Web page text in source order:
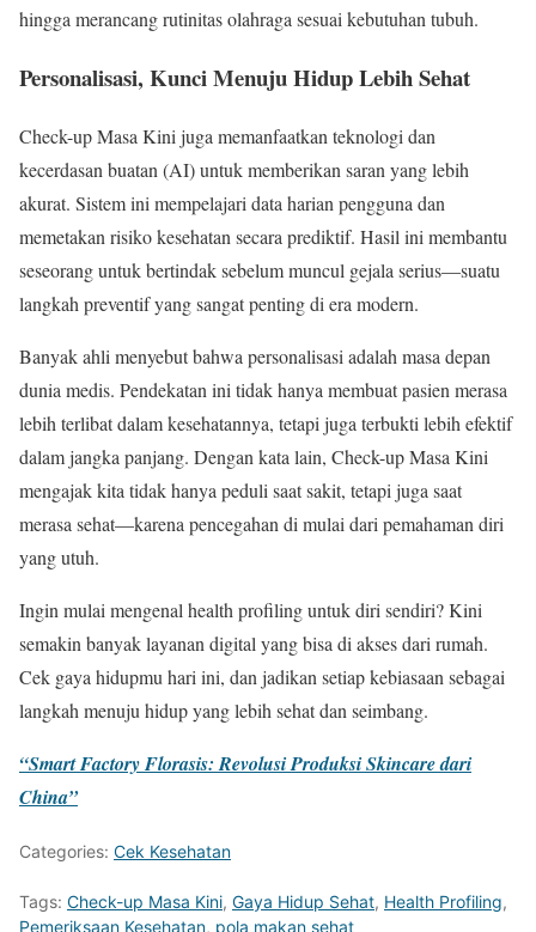
hingga merancang rutinitas olahraga sesuai kebutuhan tubuh.
Personalisasi, Kunci Menuju Hidup Lebih Sehat
Check-up Masa Kini juga memanfaatkan teknologi dan
kecerdasan buatan (AI) untuk memberikan saran yang lebih
akurat. Sistem ini mempelajari data harian pengguna dan
memetakan risiko kesehatan secara prediktif. Hasil ini membantu
seseorang untuk bertindak sebelum muncul gejala serius—suatu
langkah preventif yang sangat penting di era modern.
Banyak ahli menyebut bahwa personalisasi adalah masa depan
dunia medis. Pendekatan ini tidak hanya membuat pasien merasa
lebih terlibat dalam kesehatannya, tetapi juga terbukti lebih efektif
dalam jangka panjang. Dengan kata lain, Check-up Masa Kini
mengajak kita tidak hanya peduli saat sakit, tetapi juga saat
merasa sehat—karena pencegahan di mulai dari pemahaman diri
yang utuh.
Ingin mulai mengenal health profiling untuk diri sendiri? Kini
semakin banyak layanan digital yang bisa di akses dari rumah.
Cek gaya hidupmu hari ini, dan jadikan setiap kebiasaan sebagai
langkah menuju hidup yang lebih sehat dan seimbang.
“Smart Factory Florasis: Revolusi Produksi Skincare dari
China”
Categories: Cek Kesehatan
Tags: Check-up Masa Kini, Gaya Hidup Sehat, Health Profiling,
Pemeriksaan Kesehatan, pola makan sehat